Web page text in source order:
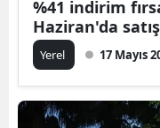
%41 indirim
Haziran'da
Yerel 17 Mayıs